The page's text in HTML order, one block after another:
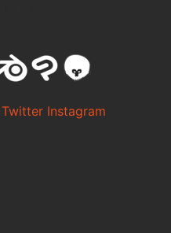
Twitter Instagram